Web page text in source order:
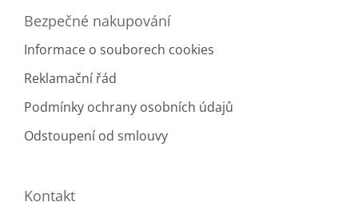
Bezpečné nakupování
Informace o souborech cookies
Reklamační řád
Podmínky ochrany osobních údajů
Odstoupení od smlouvy
Kontakt